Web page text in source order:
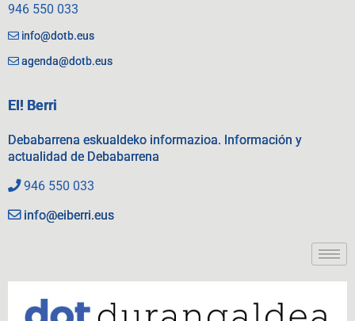
946 550 033
info@dotb.eus
agenda@dotb.eus
EI! Berri
Debabarrena eskualdeko informazioa. Información y
actualidad de Debabarrena
946 550 033
info@eiberri.eus